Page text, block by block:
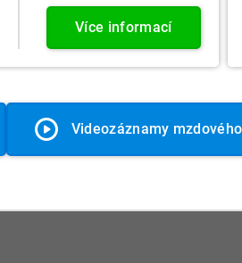
Více informací
Videozáznamy